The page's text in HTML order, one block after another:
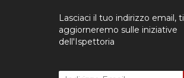
Lasciaci il tuo indirizzo email, ti
aggiorneremo sulle iniziative
dell'Ispettoria